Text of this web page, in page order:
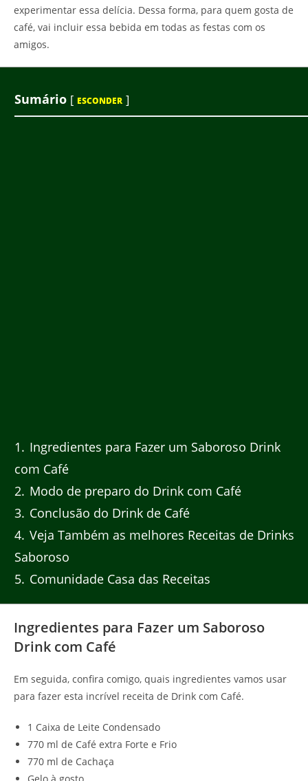
experimentar essa delícia. Dessa forma, para quem gosta de
café, vai incluir essa bebida em todas as festas com os
amigos.
Sumário [ ESCONDER ]
1
Ingredientes para Fazer um Saboroso Drink
com Café
2 Modo de preparo do Drink com Café
3 Conclusão do Drink de Café
4 Veja Também as melhores Receitas de Drinks
Saboroso
5 Comunidade Casa das Receitas
Ingredientes para Fazer um Saboroso
Drink com Café
Em seguida, confira comigo, quais ingredientes vamos usar
para fazer esta incrível receita de Drink com Café.
1 Caixa de Leite Condensado
770 ml de Café extra Forte e Frio
770 ml de Cachaça
Gelo à gosto